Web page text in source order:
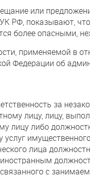
или
РФ, показывают,
более опасными,
применяемой в
Федерации об
за
лицу, лицу,
лицу либо
лица
иностранным
с